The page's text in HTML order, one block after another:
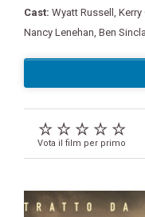
Cast: Wyatt Russell , Kerry
Nancy Lenehan, Ben
Vota il film per primo